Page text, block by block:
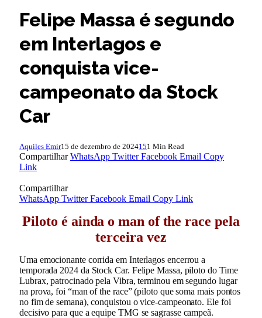
Felipe Massa é segundo
em Interlagos e
conquista vice-
campeonato da Stock
Car
Aquiles Emir15 de dezembro de 2024151 Min Read
CompartilharWhatsApp Twitter Facebook Email Copy
Link
Compartilhar
WhatsApp Twitter Facebook Email Copy Link
Piloto é ainda o man of the race pela
terceira vez
Uma emocionante corrida em Interlagos encerrou a
temporada 2024 da Stock Car. Felipe Massa, piloto do Time
Lubrax, patrocinado pela Vibra, terminou em segundo lugar
na prova, foi “man of the race” (piloto que soma mais pontos
no fim de semana), conquistou o vice-campeonato. Ele foi
decisivo para que a equipe TMG se sagrasse campeã.